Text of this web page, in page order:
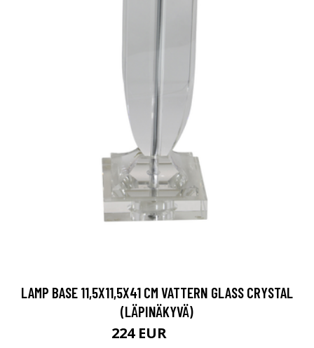
LAMP BASE 11,5X11,5X41 CM VATTERN GLASS CRYSTAL
(LÄPINÄKYVÄ)
224 EUR